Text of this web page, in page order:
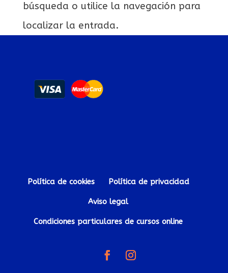
búsqueda o utilice la navegación para
localizar la entrada.
Política de cookies Política de privacidad
Aviso legal
Condiciones particulares de cursos online